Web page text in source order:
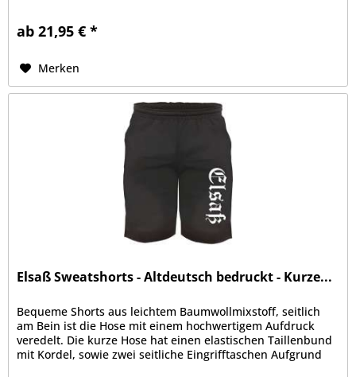
ab 21,95 € *
Merken
Elsaß Sweatshorts - Altdeutsch bedruckt - Kurze...
Bequeme Shorts aus leichtem Baumwollmixstoff, seitlich
am Bein ist die Hose mit einem hochwertigem Aufdruck
veredelt. Die kurze Hose hat einen elastischen Taillenbund
mit Kordel, sowie zwei seitliche Eingrifftaschen Aufgrund